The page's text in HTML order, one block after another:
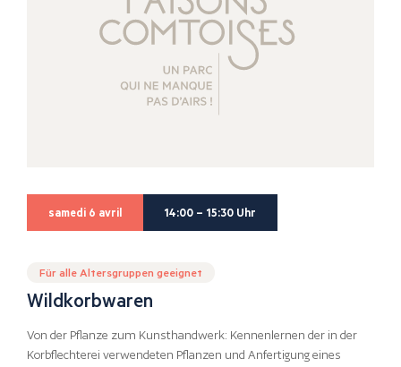
samedi 6 avril 14:00 – 15:30 Uhr
Für alle Altersgruppen geeignet
Wildkorbwaren
Von der Pflanze zum Kunsthandwerk: Kennenlernen der in der
Korbflechterei verwendeten Pflanzen und Anfertigung eines